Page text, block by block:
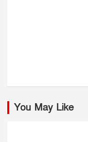
You May Like